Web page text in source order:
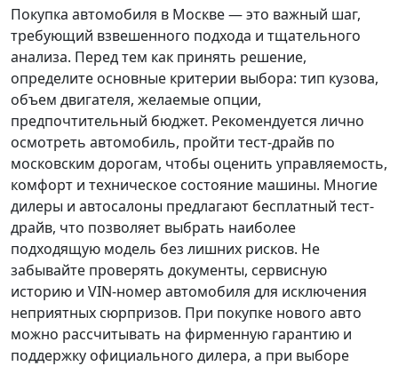
Покупка автомобиля в Москве — это важный шаг,
требующий взвешенного подхода и тщательного
анализа. Перед тем как принять решение,
определите основные критерии выбора: тип кузова,
объем двигателя, желаемые опции,
предпочтительный бюджет. Рекомендуется лично
осмотреть автомобиль, пройти тест-драйв по
московским дорогам, чтобы оценить управляемость,
комфорт и техническое состояние машины. Многие
дилеры и автосалоны предлагают бесплатный тест-
драйв, что позволяет выбрать наиболее
подходящую модель без лишних рисков. Не
забывайте проверять документы, сервисную
историю и VIN-номер автомобиля для исключения
неприятных сюрпризов. При покупке нового авто
можно рассчитывать на фирменную гарантию и
поддержку официального дилера, а при выборе